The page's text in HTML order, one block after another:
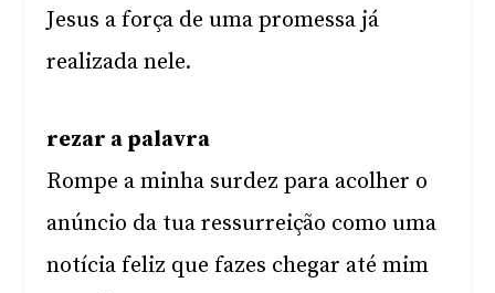
Jesus a força de uma promessa já
realizada nele.
rezar a palavra
Rompe a minha surdez para acolher o
anúncio da tua ressurreição como uma
notícia feliz que fazes chegar até mim